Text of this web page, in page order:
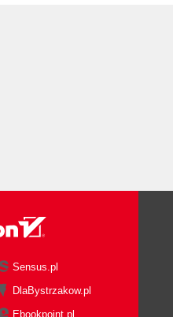
Sensus.pl
DlaBystrzakow.pl
Ebookpoint.pl